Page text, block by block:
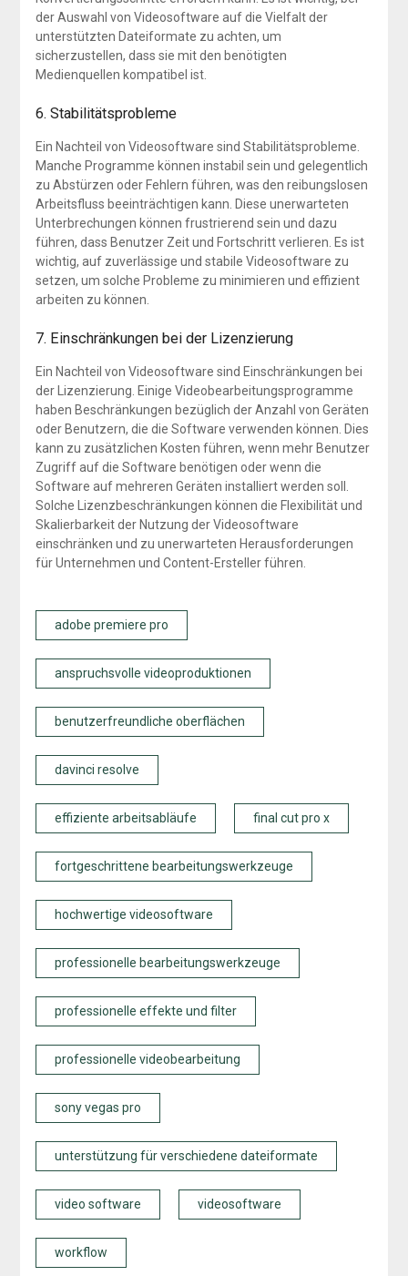
der Auswahl von Videosoftware auf die Vielfalt der
unterstützten Dateiformate zu achten, um
sicherzustellen, dass sie mit den benötigten
Medienquellen kompatibel ist.
6. Stabilitätsprobleme
Ein Nachteil von Videosoftware sind Stabilitätsprobleme.
Manche Programme können instabil sein und gelegentlich
zu Abstürzen oder Fehlern führen, was den reibungslosen
Arbeitsfluss beeinträchtigen kann. Diese unerwarteten
Unterbrechungen können frustrierend sein und dazu
führen, dass Benutzer Zeit und Fortschritt verlieren. Es ist
wichtig, auf zuverlässige und stabile Videosoftware zu
setzen, um solche Probleme zu minimieren und effizient
arbeiten zu können.
7. Einschränkungen bei der Lizenzierung
Ein Nachteil von Videosoftware sind Einschränkungen bei
der Lizenzierung. Einige Videobearbeitungsprogramme
haben Beschränkungen bezüglich der Anzahl von Geräten
oder Benutzern, die die Software verwenden können. Dies
kann zu zusätzlichen Kosten führen, wenn mehr Benutzer
Zugriff auf die Software benötigen oder wenn die
Software auf mehreren Geräten installiert werden soll.
Solche Lizenzbeschränkungen können die Flexibilität und
Skalierbarkeit der Nutzung der Videosoftware
einschränken und zu unerwarteten Herausforderungen
für Unternehmen und Content-Ersteller führen.
adobe premiere pro
anspruchsvolle videoproduktionen
benutzerfreundliche oberflächen
davinci resolve
effiziente arbeitsabläufe final cut pro x
fortgeschrittene bearbeitungswerkzeuge
hochwertige videosoftware
professionelle bearbeitungswerkzeuge
professionelle effekte und filter
professionelle videobearbeitung
sony vegas pro
unterstützung für verschiedene dateiformate
video software videosoftware
workflow